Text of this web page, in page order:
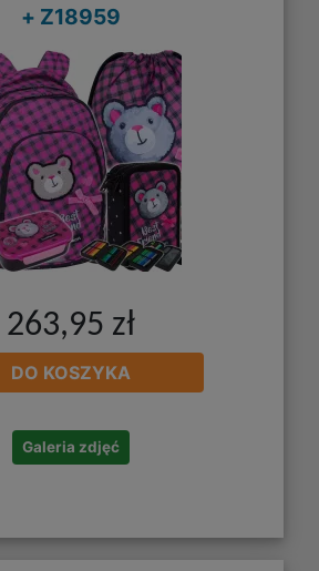
+ Z18959
263,95 zł
DO KOSZYKA
Galeria zdjęć